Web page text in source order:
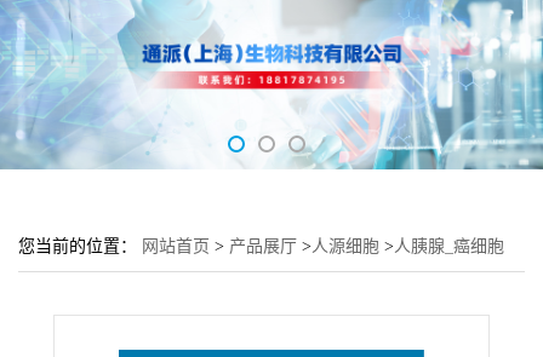
您当前的位置： 网站首页 > 产品展厅 >人源细胞 >人胰腺_癌细胞